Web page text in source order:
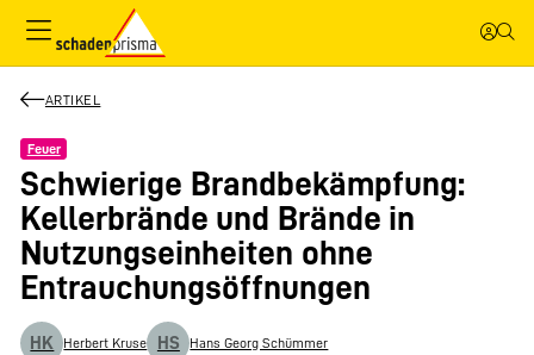
ARTIKEL
Feuer
Schwierige Brandbekämpfung:
Kellerbrände und Brände in
Nutzungseinheiten ohne
Entrauchungsöffnungen
HK Herbert Kruse HS Hans Georg Schümmer